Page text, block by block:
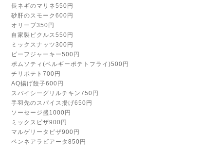
長ネギのマリネ550円
砂肝のスモーク600円
オリーブ350円
自家製ピクルス550円
ミックスナッツ300円
ビーフジャーキー500円
ポムソティ(ベルギーポテトフライ)500円
チリポテト700円
AQ揚げ餃子600円
スパイシーグリルチキン750円
手羽先のスパイス揚げ650円
ソーセージ盛1000円
ミックスピザ900円
マルゲリータピザ900円
ペンネアラビアータ850円